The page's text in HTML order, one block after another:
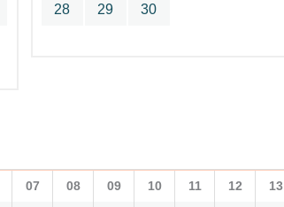
28 29 30
07 08 09 10 11 12 13